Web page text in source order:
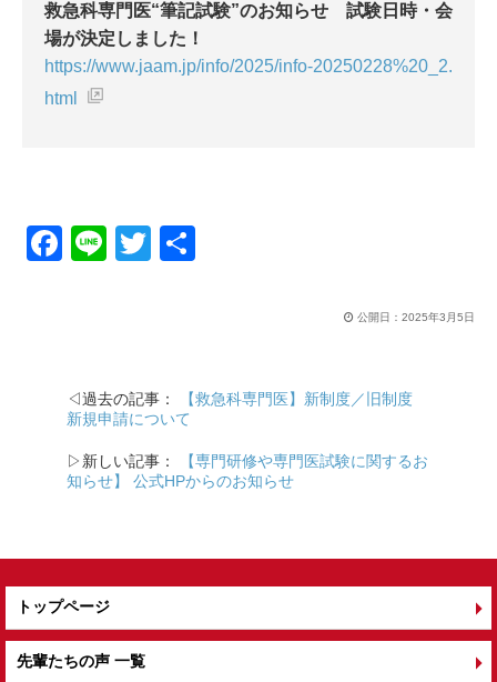
救急科専門医“筆記試験”のお知らせ 試験日時・会
場が決定しました！
https://www.jaam.jp/info/2025/info-20250228%20_2.
html
F
b
o
o
k
Li
T
公開日： 2025年3月5日
◁過去の記事：
【救急科専門医】新制度／旧制度
新規申請について
▷新しい記事：
【専門研修や専門医試験に関するお
知らせ】 公式HPからのお知らせ
トップページ
先輩たちの声 一覧